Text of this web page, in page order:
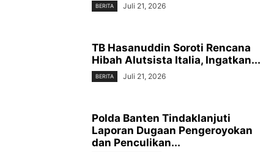
BERITA Juli 21, 2026
TB Hasanuddin Soroti Rencana
Hibah Alutsista Italia, Ingatkan...
BERITA Juli 21, 2026
Polda Banten Tindaklanjuti
Laporan Dugaan Pengeroyokan
dan Penculikan...